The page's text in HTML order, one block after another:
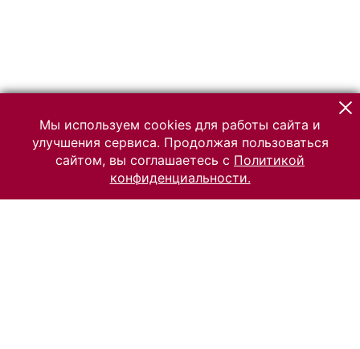
Мы используем cookies для работы сайта и
улучшения сервиса. Продолжая пользоваться
сайтом, вы соглашаетесь с Политикой
конфиденциальности.